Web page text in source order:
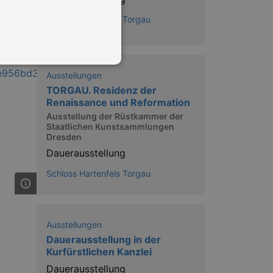
Schloss Hartenfels Torgau
Ausstellungen
TORGAU. Residenz der
Renaissance und Reformation
Ausstellung der Rüstkammer der
Staatlichen Kunstsammlungen
Dresden
Dauerausstellung
Schloss Hartenfels Torgau
Ausstellungen
Dauerausstellung in der
Kurfürstlichen Kanzlei
Dauerausstellung
Ihren account. Ohne diese
to work properly.
Cross-Site Request Forgery
Cross-Site Request Forgery